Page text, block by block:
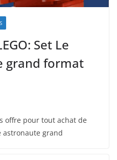
Set Le
grand format
offre pour tout achat de
astronaute grand